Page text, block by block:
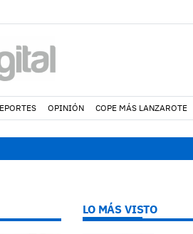
OPINIÓN COPE MÁS LANZAROTE
y episodios de cortejo de
LO MÁS VISTO